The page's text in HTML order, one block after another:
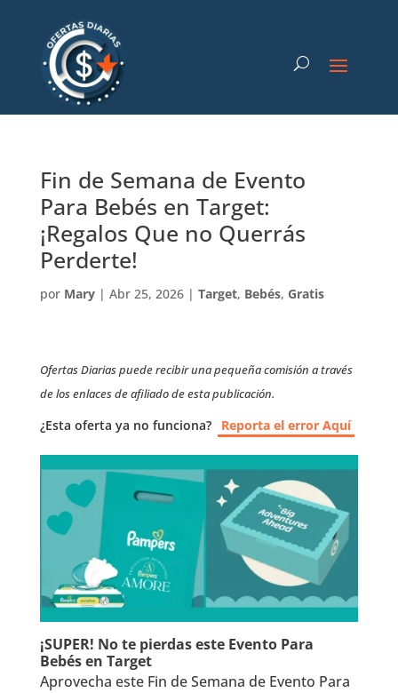
Fin de Semana de Evento
Para Bebés en Target:
¡Regalos Que no Querrás
Perderte!
por Mary| Abr 25, 2026| Target, Bebés, Gratis
Ofertas Diarias puede recibir una pequeña comisión a través
de los enlaces de afiliado de esta publicación.
¿Esta oferta ya no funciona? Reporta el error Aquí
¡SUPER! No te pierdas este Evento Para
Bebés en Target
Aprovecha este Fin de Semana de Evento Para